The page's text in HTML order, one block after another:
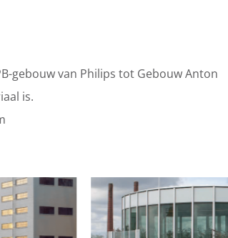
gebouw van Philips tot Gebouw Anton
is.